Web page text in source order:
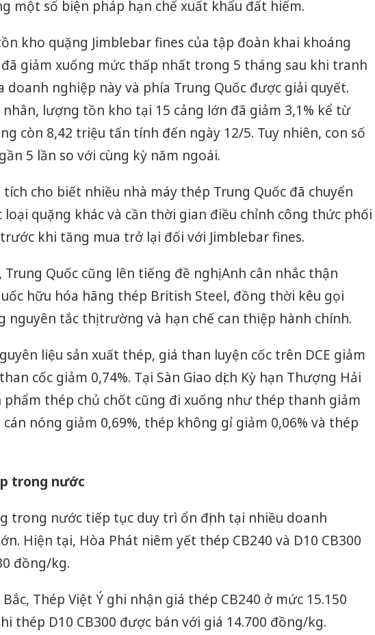
một số biện pháp hạn chế xuất khẩu đất hiếm.
kho quặng Jimblebar fines của tập đoàn khai khoáng
đã giảm xuống mức thấp nhất trong 5 tháng sau khi tranh
doanh nghiệp này và phía Trung Quốc được giải quyết.
lượng tồn kho tại 15 cảng lớn đã giảm 3,1% kể từ
còn 8,42 triệu tấn tính đến ngày 12/5. Tuy nhiên, con số
5 lần so với cùng kỳ năm ngoái.
cho biết nhiều nhà máy thép Trung Quốc đã chuyển
loại quặng khác và cần thời gian điều chỉnh công thức phối
khi tăng mua trở lại đối với Jimblebar fines.
Trung Quốc cũng lên tiếng đề nghị Anh cân nhắc thận
hữu hóa hãng thép British Steel, đồng thời kêu gọi
nguyên tắc thị trường và hạn chế can thiệp hành chính.
liệu sản xuất thép, giá than luyện cốc trên DCE giảm
cốc giảm 0,74%. Tại Sàn Giao dịch Kỳ hạn Thượng Hải
phẩm thép chủ chốt cũng đi xuống như thép thanh giảm
cán nóng giảm 0,69%, thép không gỉ giảm 0,06% và thép
trong nước
trong nước tiếp tục duy trì ổn định tại nhiều doanh
Hiện tại, Hòa Phát niêm yết thép CB240 và D10 CB300
đồng/kg.
Thép Việt Ý ghi nhận giá thép CB240 ở mức 15.150
thép D10 CB300 được bán với giá 14.700 đồng/kg.
tìm bị hại
án sản